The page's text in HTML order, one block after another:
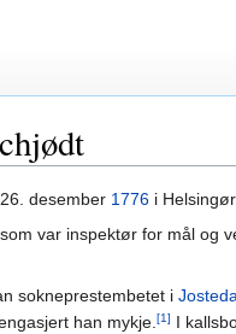
desember 1776 i
var inspektør for mål og
sokneprestembetet i
han mykje.[1] I